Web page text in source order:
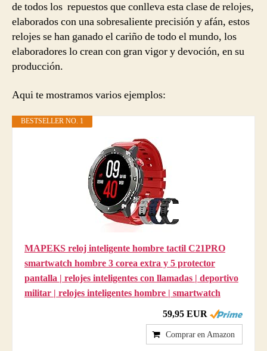
de todos los repuestos que conlleva esta clase de relojes,
elaborados con una sobresaliente precisión y afán, estos
relojes se han ganado el cariño de todo el mundo, los
elaboradores lo crean con gran vigor y devoción, en su
producción.
Aqui te mostramos varios ejemplos:
BESTSELLER NO. 1
MAPEKS reloj inteligente hombre tactil C21PRO
smartwatch hombre 3 corea extra y 5 protector
pantalla | relojes inteligentes con llamadas | deportivo
militar | relojes inteligentes hombre | smartwatch
59,95 EUR
Comprar en Amazon